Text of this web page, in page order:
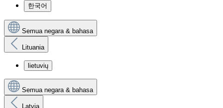
한국어
Semua negara & bahasa
Lituania
lietuvių
Semua negara & bahasa
Latvia